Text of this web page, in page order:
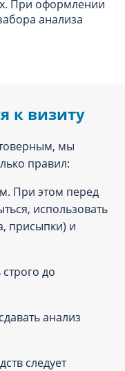
При оформлении
анализа
к визиту
мы
правил:
При этом перед
использовать
присыпки) и
до
анализ
следует